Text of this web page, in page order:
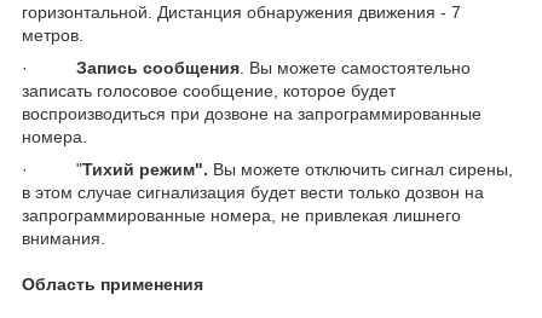
горизонтальной. Дистанция обнаружения движения - 7
метров.
· Запись сообщения . Вы можете самостоятельно
записать голосовое сообщение, которое будет
воспроизводиться при дозвоне на запрограммированные
номера.
· "Тихий режим". Вы можете отключить сигнал сирены,
в этом случае сигнализация будет вести только дозвон на
запрограммированные номера, не привлекая лишнего
внимания.
Область применения